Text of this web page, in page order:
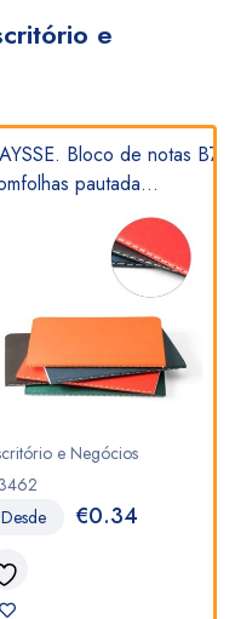
e
e Negócios
Bloco de notas B7
pautada...
Desde €0.34